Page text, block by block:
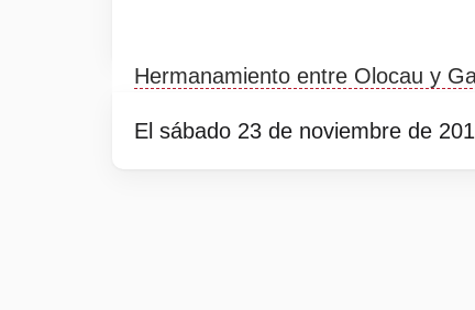
Hermanamiento entre Olocau y
El sábado 23 de noviembre de